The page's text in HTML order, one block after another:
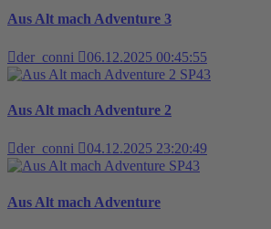
Aus Alt mach Adventure 3
der_conni
06.12.2025 00:45:55
SP43
Aus Alt mach Adventure 2
der_conni
04.12.2025 23:20:49
SP43
Aus Alt mach Adventure